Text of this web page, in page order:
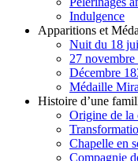
Indulgence
Apparitions et
Nuit du 18
27 novembre
Décembre
Médaille
Histoire d’une
Origine de la
Chapelle en
Compagnie